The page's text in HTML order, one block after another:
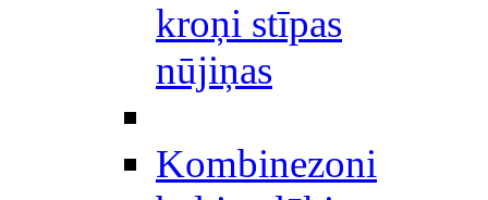
kroņi stīpas
nūjiņas
Kombinezoni